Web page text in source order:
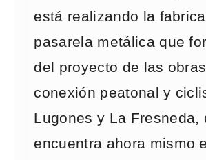
está realizando la
pasarela metálica que
del proyecto de las
conexión peatonal y
Lugones y La Fresneda,
encuentra ahora mismo